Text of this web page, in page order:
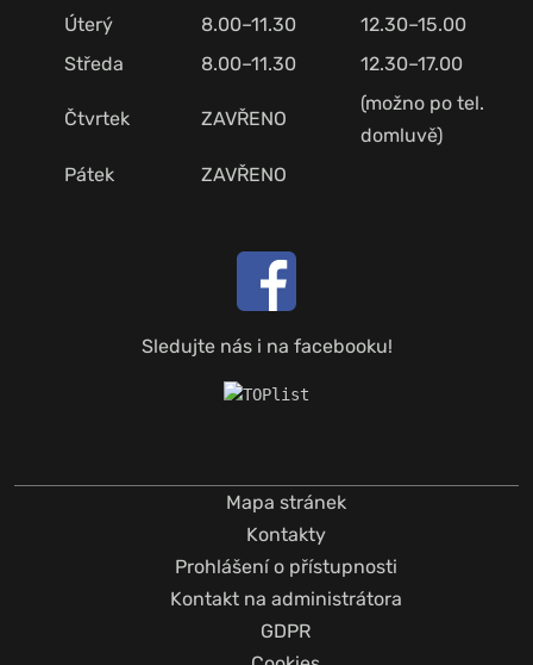
Úterý
8.00–11.30
12.30–15.00
Středa
8.00–11.30 12.30–17.00
Čtvrtek ZAVŘENO
(možno po tel.
domluvě)
Pátek
ZAVŘENO
Sledujte nás i na facebooku!
Mapa stránek
Kontakty
Prohlášení o přístupnosti
Kontakt na administrátora
GDPR